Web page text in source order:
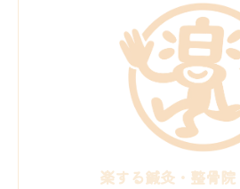
楽する鍼灸・整骨